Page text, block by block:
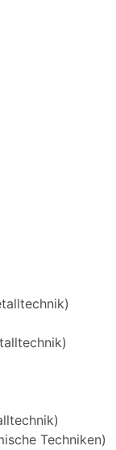
Techniken)